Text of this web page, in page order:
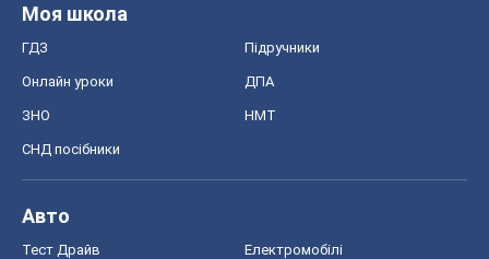
Моя школа
ГДЗ Підручники
Онлайн уроки ДПА
ЗНО НМТ
СНД посібники
Авто
Тест Драйв Електромобілі